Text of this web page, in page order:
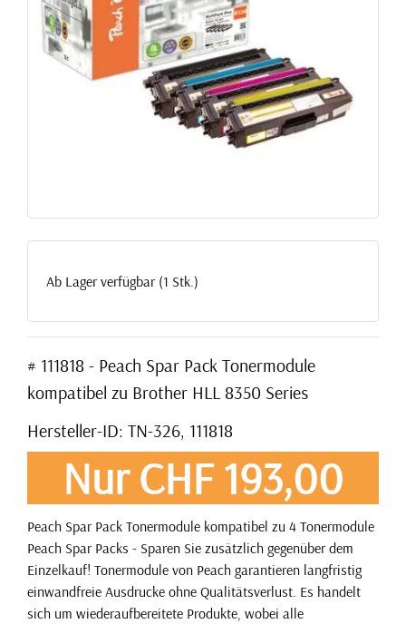
Ab Lager verfügbar (1 Stk.)
# 111818 - Peach Spar Pack Tonermodule
kompatibel zu Brother HLL 8350 Series
Hersteller-ID: TN-326, 111818
Nur CHF 193,00
Peach Spar Pack Tonermodule kompatibel zu 4 Tonermodule
Peach Spar Packs - Sparen Sie zusätzlich gegenüber dem
Einzelkauf! Tonermodule von Peach garantieren langfristig
einwandfreie Ausdrucke ohne Qualitätsverlust. Es handelt
sich um wiederaufbereitete Produkte, wobei alle